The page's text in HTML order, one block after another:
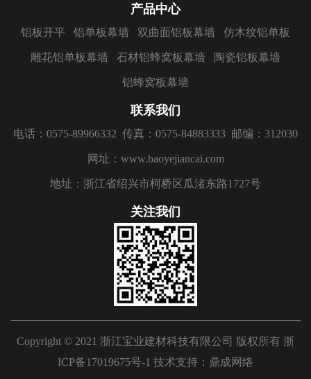
产品中心
铝板开平 铝单板幕墙 双曲面铝板幕墙 仿木纹铝单板
雕花铝单板幕墙 石材铝蜂窝板幕墙 陶瓷铝板幕墙
铝蜂窝板幕墙
联系我们
电话：0575-89966332 传真：0575-84883333 邮编：312030
网址：www.baoyejiancai.com
地址：浙江省绍兴市柯桥区瓜渚东路1727号
关注我们
Copyright © 2021 浙江宝业建材科技有限公司 版权所有 浙
ICP备17019675号-1 技术支持： 鼎成网络